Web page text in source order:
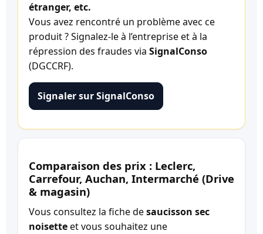
étranger, etc.
Vous avez rencontré un problème avec ce
produit ? Signalez-le à l’entreprise et à la
répression des fraudes via SignalConso
(DGCCRF).
Signaler sur SignalConso
Comparaison des prix : Leclerc,
Carrefour, Auchan, Intermarché (Drive
& magasin)
Vous consultez la fiche desaucisson sec
noisetteet vous souhaitez une